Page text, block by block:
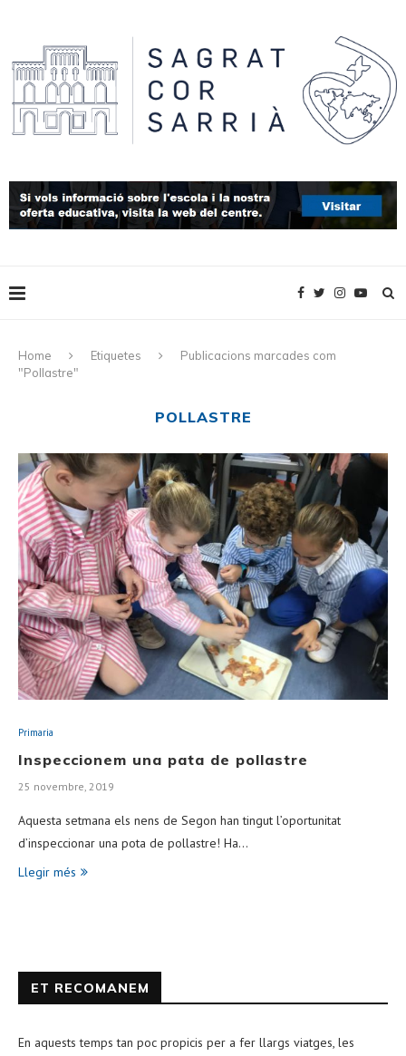
Home Etiquetes
Publicacions marcades com
"Pollastre"
POLLASTRE
Primaria
Inspeccionem una pata de pollastre
25 novembre, 2019
Aquesta setmana els nens de Segon han tingut l’oportunitat
d’inspeccionar una pota de pollastre! Ha…
Llegir més
ET RECOMANEM
En aquests temps tan poc propicis per a fer llargs viatges, les